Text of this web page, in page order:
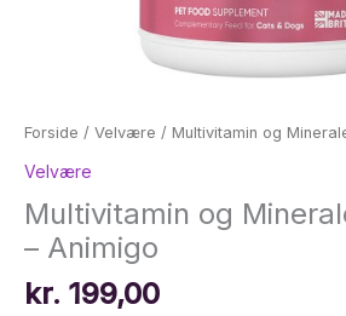
Forside / Velvære / Multivitamin og
Velvære
Multivitamin og
– Animigo
kr. 199,00